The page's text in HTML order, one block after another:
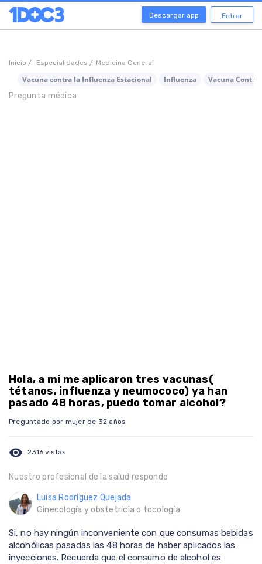
Descargar app Entrar
Inicio / Especialidades / Medicina General
Vacuna contra la Influenza Estacional Influenza
Vacuna
Pregunta médica
Hola, a mi me aplicaron tres vacunas(
tétanos, influenza y neumococo) ya han
pasado 48 horas, puedo tomar alcohol?
Preguntado por mujer de 32 años
visibility 2316 vistas
Nuestro profesional de la salud responde
Luisa Rodríguez Quejada
Ginecología y obstetricia o tocología
Si, no hay ningún inconveniente con que consumas bebidas
alcohólicas pasadas las 48 horas de haber aplicados las
inyecciones. Recuerda que el consumo de alcohol es